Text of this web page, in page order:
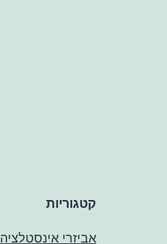
קטגוריות
אביזרי אינסטלציה